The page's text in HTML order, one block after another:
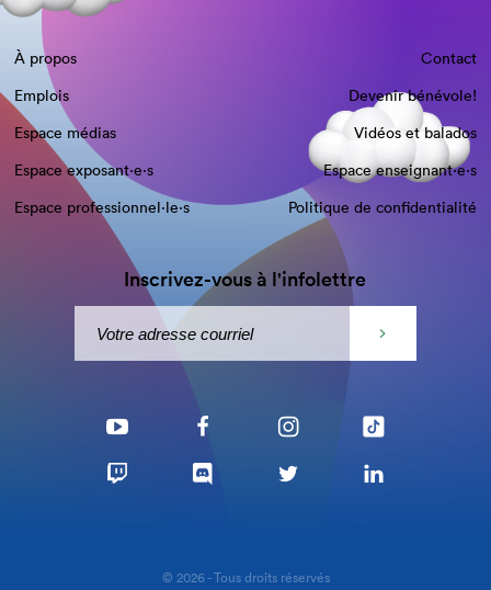
À propos
Contact
Emplois
Devenir bénévole!
Espace médias
Vidéos et balados
Espace exposant·e⋅s
Espace enseignant·e⋅s
Espace professionnel·le⋅s
Politique de confidentialité
Inscrivez-vous à l'infolettre
© 2026 - Tous droits réservés